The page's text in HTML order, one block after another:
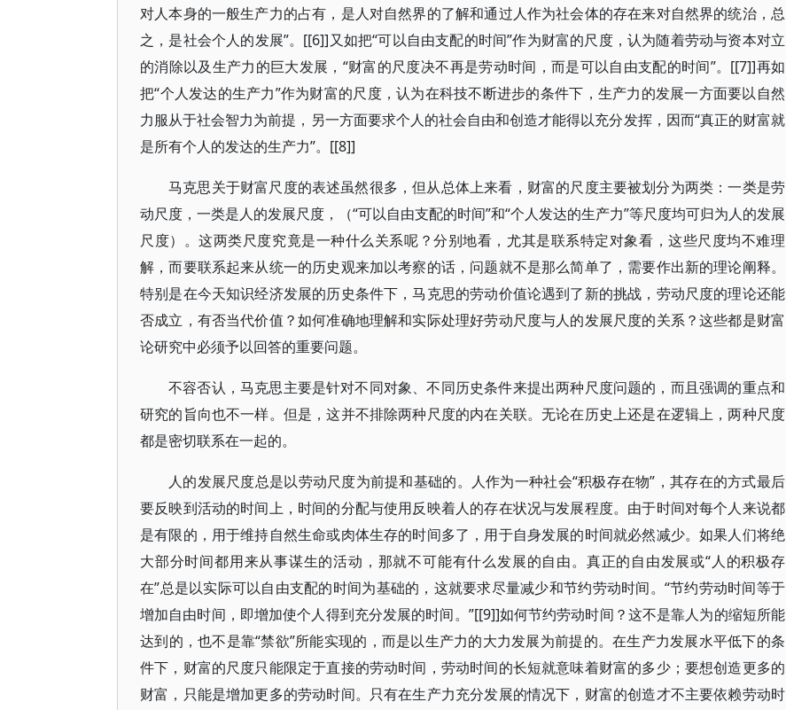
对人本身的一般生产力的占有，是人对自然界的了解和通过人作为社会体的存在来对自然界的统治，总
之，是社会个人的发展”。[[6]]又如把“可以自由支配的时间”作为财富的尺度，认为随着劳动与资本对立
的消除以及生产力的巨大发展，“财富的尺度决不再是劳动时间，而是可以自由支配的时间”。[[7]]再如
把“个人发达的生产力”作为财富的尺度，认为在科技不断进步的条件下，生产力的发展一方面要以自然
力服从于社会智力为前提，另一方面要求个人的社会自由和创造才能得以充分发挥，因而“真正的财富就
是所有个人的发达的生产力”。[[8]]
马克思关于财富尺度的表述虽然很多，但从总体上来看，财富的尺度主要被划分为两类：一类是劳
动尺度，一类是人的发展尺度，（“可以自由支配的时间”和“个人发达的生产力”等尺度均可归为人的发展
尺度）。这两类尺度究竟是一种什么关系呢？分别地看，尤其是联系特定对象看，这些尺度均不难理
解，而要联系起来从统一的历史观来加以考察的话，问题就不是那么简单了，需要作出新的理论阐释。
特别是在今天知识经济发展的历史条件下，马克思的劳动价值论遇到了新的挑战，劳动尺度的理论还能
否成立，有否当代价值？如何准确地理解和实际处理好劳动尺度与人的发展尺度的关系？这些都是财富
论研究中必须予以回答的重要问题。
不容否认，马克思主要是针对不同对象、不同历史条件来提出两种尺度问题的，而且强调的重点和
研究的旨向也不一样。但是，这并不排除两种尺度的内在关联。无论在历史上还是在逻辑上，两种尺度
都是密切联系在一起的。
人的发展尺度总是以劳动尺度为前提和基础的。人作为一种社会“积极存在物”，其存在的方式最后
要反映到活动的时间上，时间的分配与使用反映着人的存在状况与发展程度。由于时间对每个人来说都
是有限的，用于维持自然生命或肉体生存的时间多了，用于自身发展的时间就必然减少。如果人们将绝
大部分时间都用来从事谋生的活动，那就不可能有什么发展的自由。真正的自由发展或“人的积极存
在”总是以实际可以自由支配的时间为基础的，这就要求尽量减少和节约劳动时间。“节约劳动时间等于
增加自由时间，即增加使个人得到充分发展的时间。”[[9]]如何节约劳动时间？这不是靠人为的缩短所能
达到的，也不是靠“禁欲”所能实现的，而是以生产力的大力发展为前提的。在生产力发展水平低下的条
件下，财富的尺度只能限定于直接的劳动时间，劳动时间的长短就意味着财富的多少；要想创造更多的
财富，只能是增加更多的劳动时间。只有在生产力充分发展的情况下，财富的创造才不主要依赖劳动时